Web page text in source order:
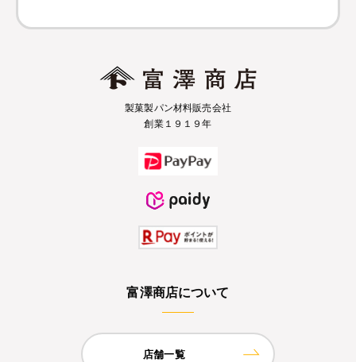
製菓製パン材料販売会社
創業１９１９年
富澤商店について
店舗一覧